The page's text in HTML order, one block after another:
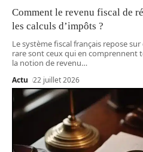
Comment le revenu fiscal de
les calculs d’impôts ?
Le système fiscal français repose
rare sont ceux qui en comprennent
la notion de revenu…
Actu 22 juillet 2026